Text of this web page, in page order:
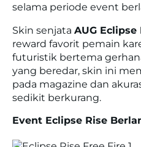
selama periode event
Skin senjata AUG Eclipse
reward favorit pemain
futuristik bertema
yang beredar, skin ini
pada magazine dan
sedikit berkurang.
Event Eclipse Rise